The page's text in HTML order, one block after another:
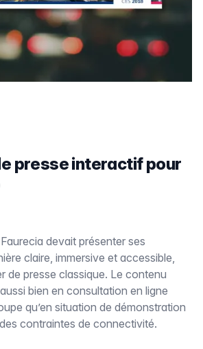
presse interactif pour
devait présenter ses
claire, immersive et accessible,
de presse classique. Le contenu
bien en consultation en ligne
qu’en situation de démonstration
contraintes de connectivité.